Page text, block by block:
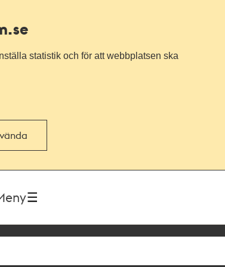
statistik och för att webbplatsen ska